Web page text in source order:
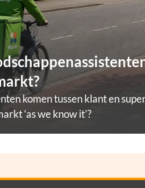
komen tussen klant en
‘as we know it’?